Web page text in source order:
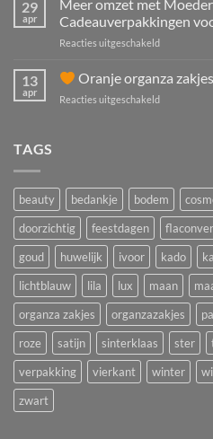
eraan:
oranje
zakjes
feest,
29
apr
Meer omzet met
Cadeauverpakkingen
Reacties uitgeschakeldvoor
Moederdag?
13
apr
Oranje organza
Reacties uitgeschakeldvoor
lint
voor
Koningsdag
TAGS
beauty bedankje bodem
doorzichtig
feestdagen
goud
huwelijk ivoor kado
lichtblauw
lila lux maan
organza zakjes
organzazakjes
roze
satijn sinterklaas ster
verpakking
vierkant winter
zwart